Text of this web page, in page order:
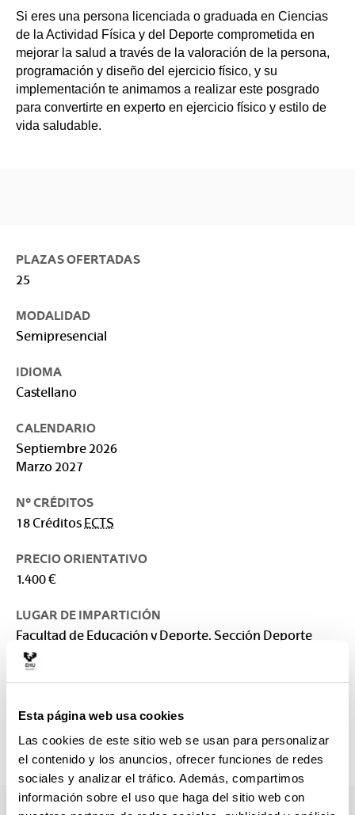
Esta página web usa cookies
Las cookies de este sitio web se usan para personalizar
el contenido y los anuncios, ofrecer funciones de redes
sociales y analizar el tráfico. Además, compartimos
información sobre el uso que haga del sitio web con
Si eres una persona licenciada o graduada en Ciencias
de la Actividad Física y del Deporte comprometida en
mejorar la salud a través de la valoración de la persona,
programación y diseño del ejercicio físico, y su
implementación te animamos a realizar este posgrado
para convertirte en experto en ejercicio físico y estilo de
vida saludable.
PLAZAS OFERTADAS
25
MODALIDAD
Semipresencial
IDIOMA
Castellano
CALENDARIO
Septiembre 2026
Marzo 2027
Nº CRÉDITOS
18 Créditos ECTS
PRECIO ORIENTATIVO
1.400 €
LUGAR DE IMPARTICIÓN
Facultad de Educación y Deporte. Sección Deporte
RESPONSABLE
CONTACTO
sara.maldonado@ehu.eus
945013534